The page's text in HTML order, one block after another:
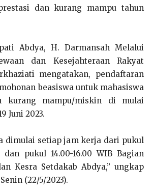
dan kurang mampu tahun
Abdya, H. Darmansah Melalui
dan Kesejahteraan Rakyat
mengatakan, pendaftaran
beasiswa untuk mahasiswa
kurang mampu/miskin di mulai
Juni 2023.
dimulai setiap jam kerja dari pukul
dan pukul 14.00-16.00 WIB Bagian
Kesra Setdakab Abdya,” ungkap
(22/5/2023).